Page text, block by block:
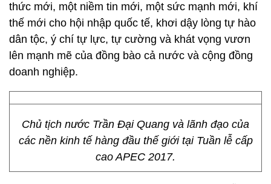
thức mới, một niềm tin mới, một sức mạnh mới, khí
thế mới cho hội nhập quốc tế, khơi dậy lòng tự hào
dân tộc, ý chí tự lực, tự cường và khát vọng vươn
lên mạnh mẽ của đồng bào cả nước và cộng đồng
doanh nghiệp.
Chủ tịch nước Trần Đại Quang và lãnh đạo của
các nền kinh tế hàng đầu thế giới tại Tuần lễ cấp
cao APEC 2017.